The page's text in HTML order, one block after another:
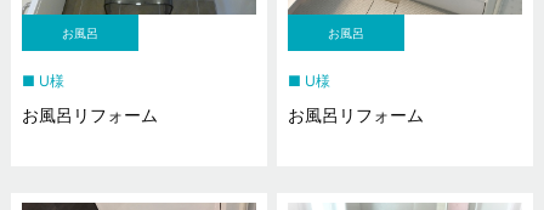
お風呂
U様
お風呂リフォーム
お風呂
U様
お風呂リフォーム